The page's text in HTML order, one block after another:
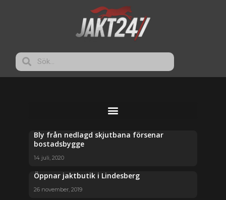
Bly från nedlagd skjutbana försenar
bostadsbygge
14 juli, 2020
Öppnar jaktbutik i Lindesberg
26 november, 2019